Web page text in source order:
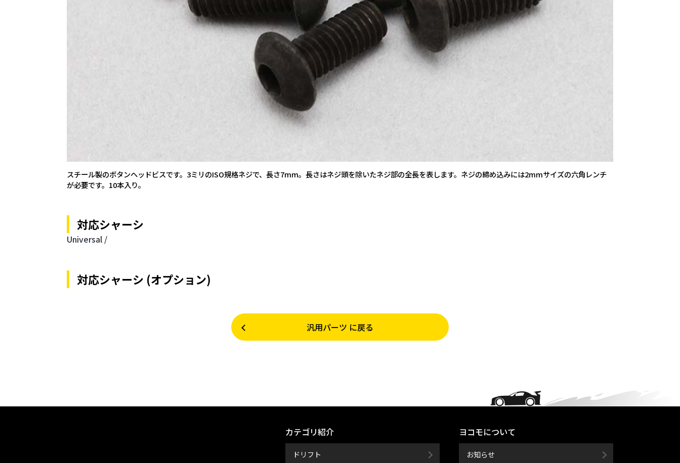
スチール製のボタンヘッドビスです。3ミリのISO規格ネジで、長さ7mm。長さはネジ頭を除いたネジ部の全長を表します。ネジの締め込みには2mmサイズの六角レンチ
が必要です。10本入り。
対応シャーシ
Universal /
対応シャーシ (オプション)
汎用パーツ に戻る
カテゴリ紹介
ドリフト
ヨコモについて
お知らせ